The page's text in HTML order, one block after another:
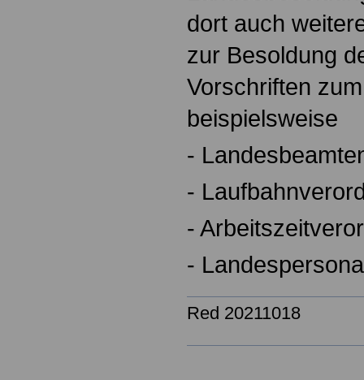
dort auch
zur Besoldung
Vorschriften
beispielsweise
-
-
-
-
Red 20211018